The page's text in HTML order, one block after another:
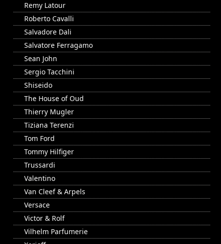
Remy Latour
Roberto Cavalli
Salvadore Dali
Salvatore Ferragamo
Sean John
Sergio Tacchini
Shiseido
The House of Oud
Thierry Mugler
Tiziana Terenzi
Tom Ford
Tommy Hilfiger
Trussardi
Valentino
Van Cleef & Arpels
Versace
Victor & Rolf
Vilhelm Parfumerie